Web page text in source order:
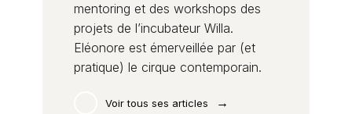
mentoring et des workshops des
projets de l’incubateur Willa.
Eléonore est émerveillée par (et
pratique) le cirque contemporain.
Voir tous ses articles →